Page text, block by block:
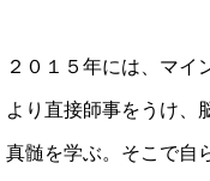
２０１５年には、マイ
より直接師事をうけ、
真髄を学ぶ。そこで自